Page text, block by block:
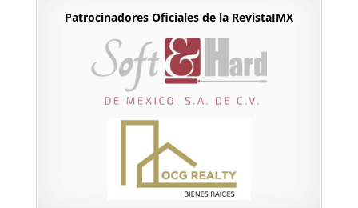
Patrocinadores Oficiales de la RevistaIMX